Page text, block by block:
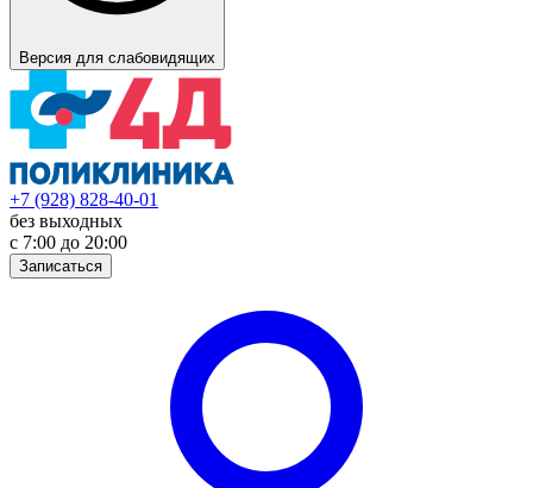
Версия для слабовидящих
+7 (928) 828-40-01
без выходных
с 7:00 до 20:00
Записаться